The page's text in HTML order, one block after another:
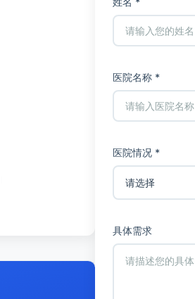
医院名称 *
医院情况 *
具体需求